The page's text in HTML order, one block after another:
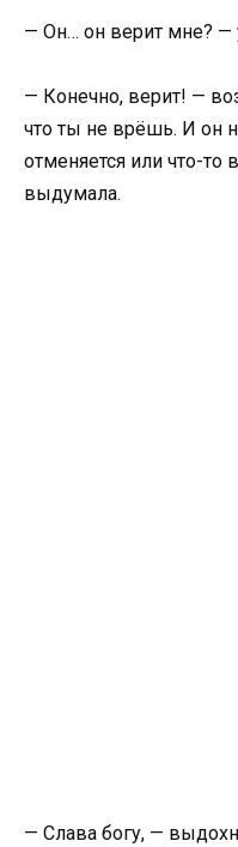
— Он… он верит мне? —
— Конечно, верит! —
что ты не врёшь. И он
отменяется или что-то
выдумала.
— Слава богу, —